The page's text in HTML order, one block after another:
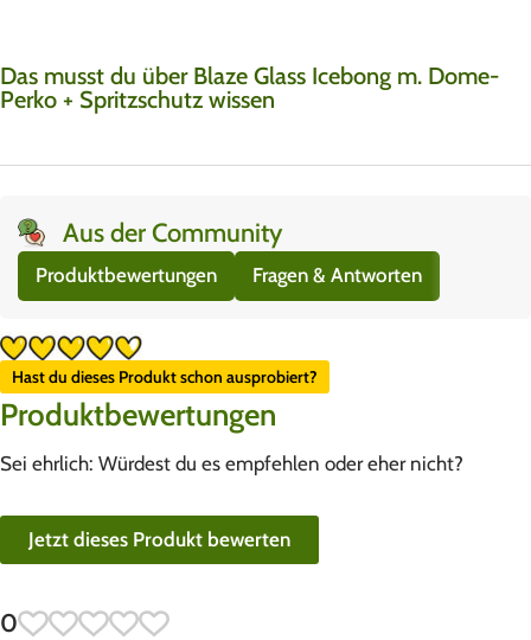
Das musst du über Blaze Glass Icebong m. Dome-
Perko + Spritzschutz wissen
Aus der Community
Produktbewertungen Fragen & Antworten
Hast du dieses Produkt schon ausprobiert?
Produktbewertungen
Sei ehrlich: Würdest du es empfehlen oder eher nicht?
Jetzt dieses Produkt bewerten
0